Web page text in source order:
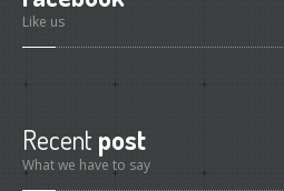
Like us
Recent post
What we have to say